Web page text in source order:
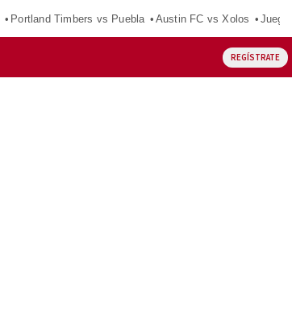
Portland Timbers vs Puebla Austin FC vs Xolos
REGÍSTRATE